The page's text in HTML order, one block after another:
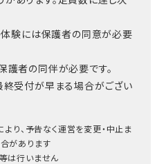
験には保護者の同意が必要
者の同伴が必要です。
受付が早まる場合がござい
り、予告なく運営を変更・中止ま
があります
は行いません